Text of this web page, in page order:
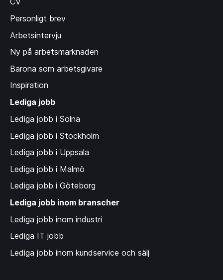
Personligt brev
Arbetsintervju
Ny på arbetsmarknaden
Barona som arbetsgivare
Inspiration
Lediga jobb
Lediga jobb i Solna
Lediga jobb i Stockholm
Lediga jobb i Uppsala
Lediga jobb i Malmö
Lediga jobb i Göteborg
Lediga jobb inom branscher
Lediga jobb inom industri
Lediga IT jobb
Lediga jobb inom kundservice och sälj